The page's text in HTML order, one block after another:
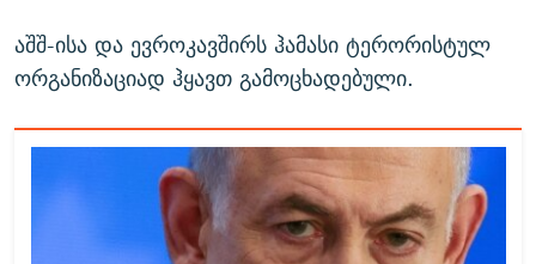
აშშ-ისა და ევროკავშირს ჰამასი ტერორისტულ
ორგანიზაციად ჰყავთ გამოცხადებული.